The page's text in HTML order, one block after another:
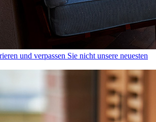
und verpassen Sie nicht unsere neuesten